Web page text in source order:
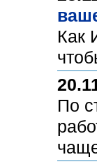
Как
По